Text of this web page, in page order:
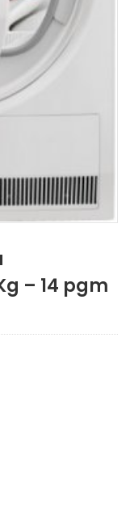
– 14 pgm